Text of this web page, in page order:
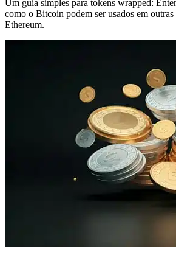
Um guia simples para tokens wrapped:
como o Bitcoin podem ser usados em
Ethereum.